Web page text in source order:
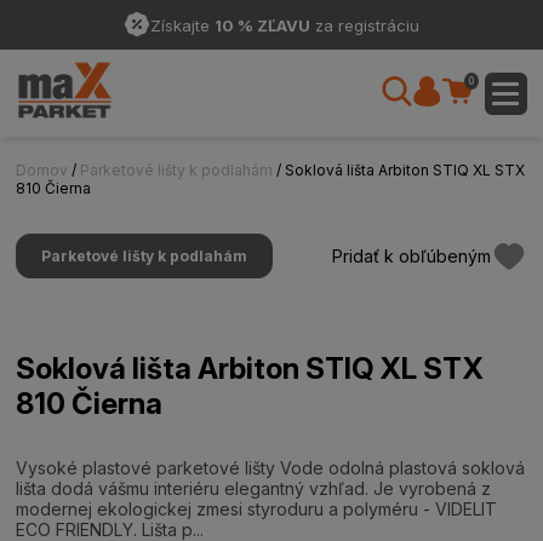
Získajte 10 % ZĽAVU za registráciu
0
Domov / Parketové lišty k podlahám / Soklová lišta Arbiton STIQ XL STX
810 Čierna
Parketové lišty k podlahám Pridať k obľúbeným
Soklová lišta Arbiton STIQ XL STX
810 Čierna
Vysoké plastové parketové lišty Vode odolná plastová soklová
lišta dodá vášmu interiéru elegantný vzhľad. Je vyrobená z
modernej ekologickej zmesi styroduru a polyméru - VIDELIT
ECO FRIENDLY. Lišta p...